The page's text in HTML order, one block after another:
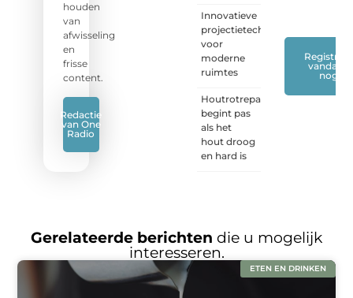
houden
van
afwisseling
en
frisse
content.
Redactie
van One
Radio
Innovatieve
projectietechnieken
voor
moderne
ruimtes
Houtrotreparatie
begint pas
als het
hout droog
en hard is
Registreer
vandaag
nog
Gerelateerde berichten die u mogelijk
interesseren.
ETEN EN DRINKEN